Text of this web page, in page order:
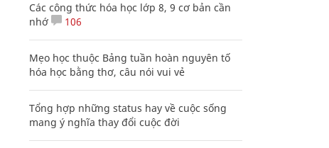
Các công thức hóa học lớp 8, 9 cơ bản cần
nhớ
106
Mẹo học thuộc Bảng tuần hoàn nguyên tố
hóa học bằng thơ, câu nói vui vẻ
Tổng hợp những status hay về cuộc sống
mang ý nghĩa thay đổi cuộc đời